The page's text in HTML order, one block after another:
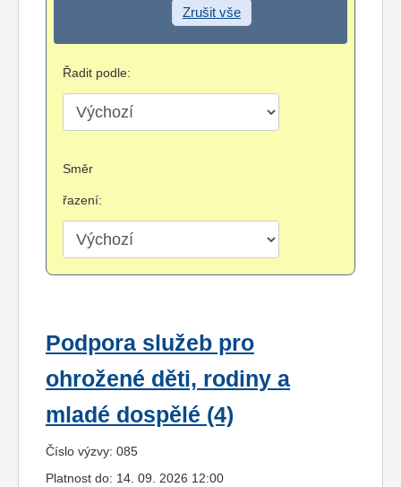
Zrušit vše
Řadit podle:
Směr
řazení:
Podpora služeb pro
ohrožené děti, rodiny a
mladé dospělé (4)
Číslo výzvy: 085
Platnost do: 14. 09. 2026 12:00